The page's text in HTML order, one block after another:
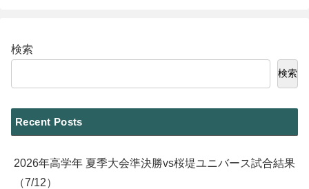
検索
検索
Recent Posts
2026年高学年 夏季大会準決勝vs桜堤ユニバース試合結果
（7/12）